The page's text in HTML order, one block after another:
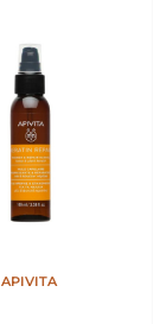
APIVITA